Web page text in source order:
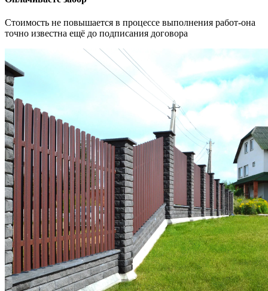
Стоимость не повышается в процессе выполнения работ-она
точно известна ещё до подписания договора